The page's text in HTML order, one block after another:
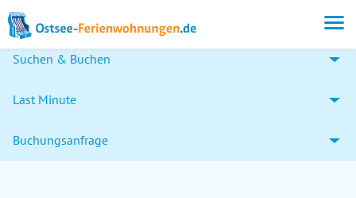
Suchen & Buchen
Last Minute
Buchungsanfrage